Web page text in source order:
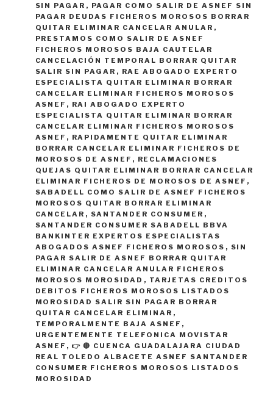
SIN PAGAR , PAGAR COMO SALIR DE ASNEF SIN
PAGAR DEUDAS FICHEROS MOROSOS BORRAR
QUITAR ELIMINAR CANCELAR ANULAR ,
PRESTAMOS COMO SALIR DE ASNEF
FICHEROS MOROSOS BAJA CAUTELAR
CANCELACIÓN TEMPORAL BORRAR QUITAR
SALIR SIN PAGAR , RAE ABOGADO EXPERTO
ESPECIALISTA QUITAR ELIMINAR BORRAR
CANCELAR ELIMINAR FICHEROS MOROSOS
ASNEF , RAI ABOGADO EXPERTO
ESPECIALISTA QUITAR ELIMINAR BORRAR
CANCELAR ELIMINAR FICHEROS MOROSOS
ASNEF , RAPIDAMENTE QUITAR ELIMINAR
BORRAR CANCELAR ELIMINAR FICHEROS DE
MOROSOS DE ASNEF , RECLAMACIONES
QUEJAS QUITAR ELIMINAR BORRAR CANCELAR
ELIMINAR FICHEROS DE MOROSOS DE ASNEF ,
SABADELL COMO SALIR DE ASNEF FICHEROS
MOROSOS QUITAR BORRAR ELIMINAR
CANCELAR , SANTANDER CONSUMER ,
SANTANDER CONSUMER SABADELL BBVA
BANKINTER EXPERTOS ESPECIALISTAS
ABOGADOS ASNEF FICHEROS MOROSOS , SIN
PAGAR SALIR DE ASNEF BORRAR QUITAR
ELIMINAR CANCELAR ANULAR FICHEROS
MOROSOS MOROSIDAD , TARJETAS CREDITOS
DEBITOS FICHEROS MOROSOS LISTADOS
MOROSIDAD SALIR SIN PAGAR BORRAR
QUITAR CANCELAR ELIMINAR ,
TEMPORALMENTE BAJA ASNEF ,
URGENTEMENTE TELEFONICA MOVISTAR
ASNEF , 👉 🔴 CUENCA GUADALAJARA CIUDAD
REAL TOLEDO ALBACETE ASNEF SANTANDER
CONSUMER FICHEROS MOROSOS LISTADOS
MOROSIDAD